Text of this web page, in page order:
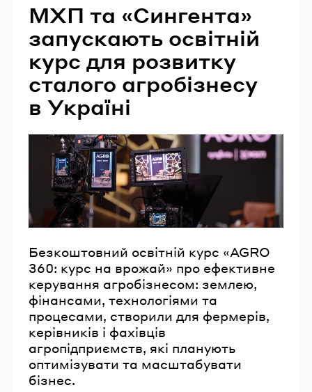
МХП та «Сингента»
запускають освітній
курс для розвитку
сталого агробізнесу
в Україні
Безкоштовний освітній курс «AGRO
360: курс на врожай» про ефективне
керування агробізнесом: землею,
фінансами, технологіями та
процесами, створили для фермерів,
керівників і фахівців
агропідприємств, які планують
оптимізувати та масштабувати
бізнес.